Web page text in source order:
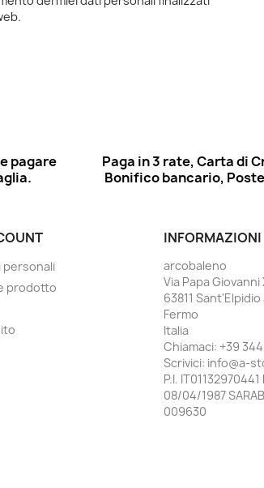
pagare
Paga in 3 rate, Carta di
Bonifico bancario,
personali
prodotto
arcobaleno
Via Papa Giovanni
63811 Sant'Elpidio
Fermo
Italia
Chiamaci: +39
Scrivici: info@a-
P.I. IT01132970441
08/04/1987
009630